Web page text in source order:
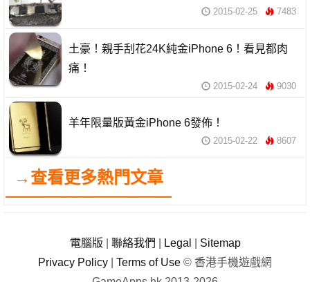
2015-02-25 7483
土豪！親手刮花24K純金iPhone 6！看見都肉
痛！
2015-02-24 9030
羊年限量版黃金iPhone 6發佈！
2015-02-22 8607
→查看更多熱門文章
電腦版 聯絡我們 Legal
Sitemap
Privacy Policy
Terms of Use © 香港手機遊戲網